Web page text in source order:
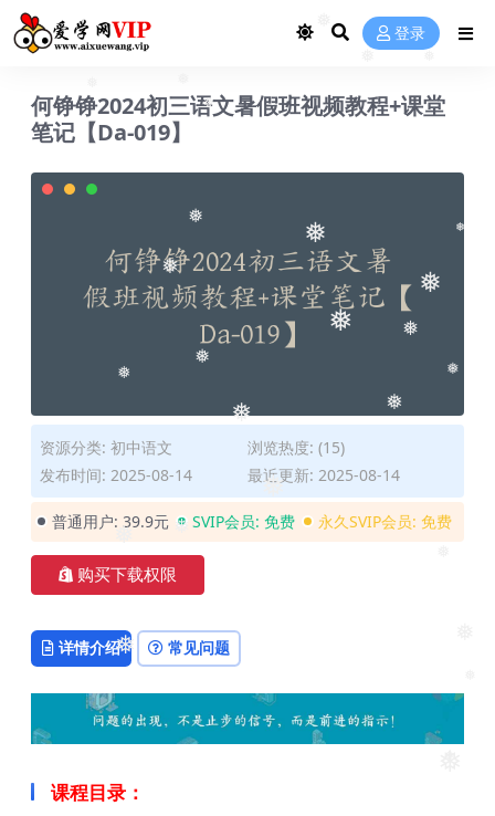
❅
❅
❅
❅
❅
❅
❅
❅
❅
❅
❅
❅
❅
登录
何铮铮2024初三语文暑假班视频教程+课堂
笔记【Da-019】
资源分类: 初中语文
浏览热度: (15)
发布时间: 2025-08-14
最近更新: 2025-08-14
普通用户: 39.9元 SVIP会员: 免费 永久SVIP会员: 免费
购买下载权限
详情介绍 常见问题
课程目录：